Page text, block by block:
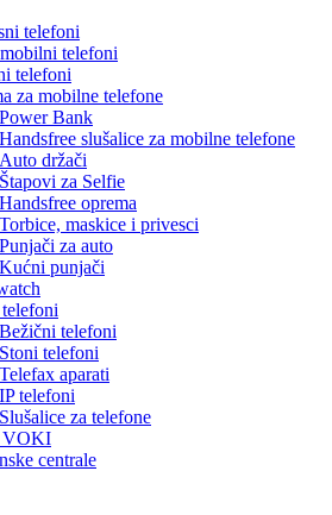
telefoni
telefoni
telefoni
za mobilne telefone
Power Bank
Handsfree slušalice za mobilne telefone
Auto držači
Štapovi za Selfie
Handsfree oprema
Torbice, maskice i privesci
Punjači za auto
Kućni punjači
Bežični telefoni
Stoni telefoni
Telefax aparati
IP telefoni
Slušalice za telefone
centrale